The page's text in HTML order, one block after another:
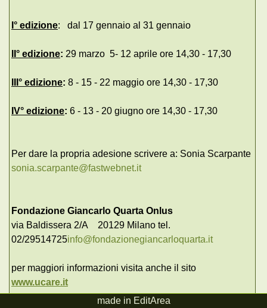
I° edizione: dal 17 gennaio al 31 gennaio
II° edizione: 29 marzo 5- 12 aprile ore 14,30 - 17,30
III° edizione: 8 - 15 - 22 maggio ore 14,30 - 17,30
IV° edizione: 6 - 13 - 20 giugno ore 14,30 - 17,30
Per dare la propria adesione scrivere a: Sonia Scarpante
sonia.scarpante@fastwebnet.it
Fondazione Giancarlo Quarta Onlus
via Baldissera 2/A 20129 Milano tel.
02/29514725info@fondazionegiancarloquarta.it
per maggiori informazioni visita anche il sito
www.ucare.it
made in EditArea